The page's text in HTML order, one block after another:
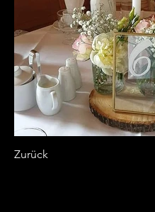
Zurück